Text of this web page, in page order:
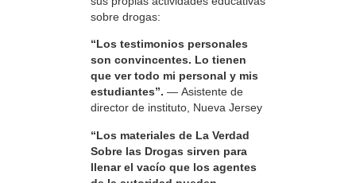
sobre drogas:
“Los testimonios personales
son convincentes. Lo tienen
que ver todo mi personal y mis
estudiantes”. — Asistente de
director de instituto, Nueva Jersey
“Los materiales de La Verdad
Sobre las Drogas sirven para
llenar el vacío que los agentes